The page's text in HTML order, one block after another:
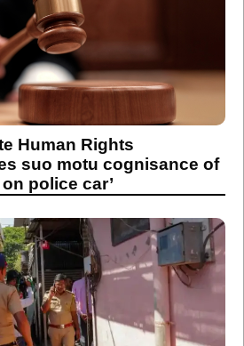
Human Rights
suo motu cognisance of
police car’